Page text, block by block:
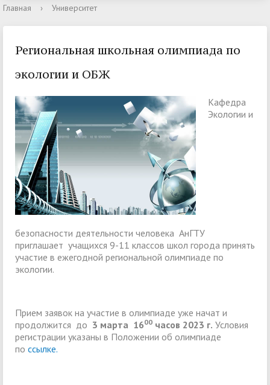
Главная › Университет
Региональная школьная олимпиада по
экологии и ОБЖ
Кафедра
Экологии и
безопасности деятельности человека АнГТУ
приглашает учащихся 9-11 классов школ города принять
участие в ежегодной региональной олимпиаде по
экологии.
Прием заявок на участие в олимпиаде уже начат и
продолжится до 3 марта 1600 часов 2023 г. Условия
регистрации указаны в Положении об олимпиаде
по ссылке.